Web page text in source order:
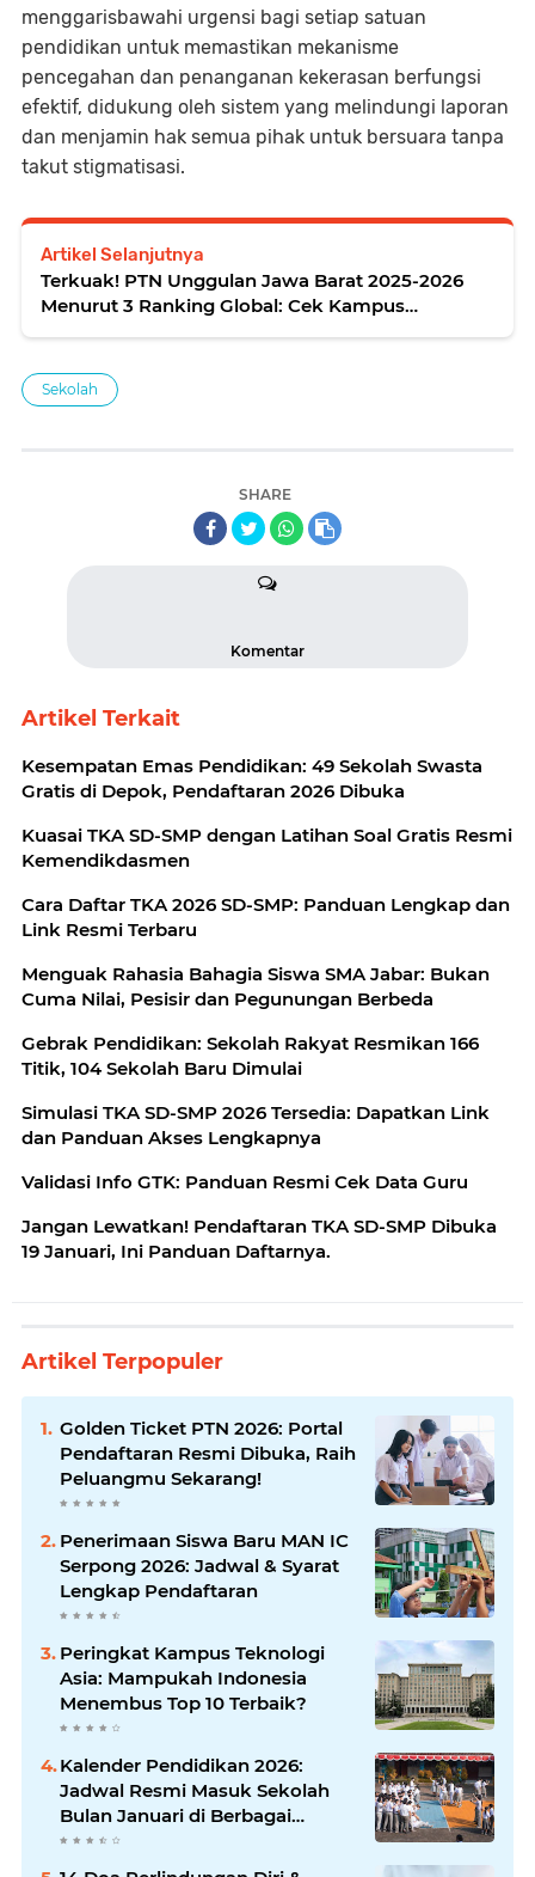
menggarisbawahi urgensi bagi setiap satuan
pendidikan untuk memastikan mekanisme
pencegahan dan penanganan kekerasan berfungsi
efektif, didukung oleh sistem yang melindungi laporan
dan menjamin hak semua pihak untuk bersuara tanpa
takut stigmatisasi.
Artikel Selanjutnya
Terkuak! PTN Unggulan Jawa Barat 2025-2026
Menurut 3 Ranking Global: Cek Kampus
Sekolah
SHARE
Komentar
Artikel Terkait
Kesempatan Emas Pendidikan: 49 Sekolah Swasta
Gratis di Depok, Pendaftaran 2026 Dibuka
Kuasai TKA SD-SMP dengan Latihan Soal Gratis Resmi
Kemendikdasmen
Cara Daftar TKA 2026 SD-SMP: Panduan Lengkap dan
Link Resmi Terbaru
Menguak Rahasia Bahagia Siswa SMA Jabar: Bukan
Cuma Nilai, Pesisir dan Pegunungan Berbeda
Gebrak Pendidikan: Sekolah Rakyat Resmikan 166
Titik, 104 Sekolah Baru Dimulai
Simulasi TKA SD-SMP 2026 Tersedia: Dapatkan Link
dan Panduan Akses Lengkapnya
Validasi Info GTK: Panduan Resmi Cek Data Guru
Jangan Lewatkan! Pendaftaran TKA SD-SMP Dibuka
19 Januari, Ini Panduan Daftarnya.
Artikel Terpopuler
Golden Ticket PTN 2026: Portal
Pendaftaran Resmi Dibuka, Raih
Peluangmu Sekarang!
Penerimaan Siswa Baru MAN IC
Serpong 2026: Jadwal & Syarat
Lengkap Pendaftaran
Peringkat Kampus Teknologi
Asia: Mampukah Indonesia
Menembus Top 10 Terbaik?
Kalender Pendidikan 2026:
Jadwal Resmi Masuk Sekolah
Bulan Januari di Berbagai
Daerah